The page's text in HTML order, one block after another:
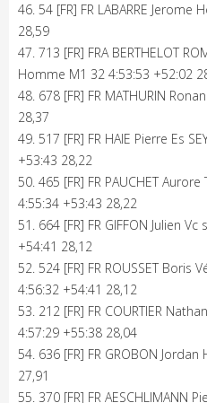
46. 54 [FR] FR LABARRE
28,59
47. 713 [FR] FRA BERTHELOT
Homme M1 32 4:53:53 +52:02
48. 678 [FR] FR MATHURIN
28,37
49. 517 [FR] FR HAIE Pierre Es
+53:43 28,22
50. 465 [FR] FR PAUCHET
4:55:34 +53:43 28,22
51. 664 [FR] FR GIFFON Julien
+54:41 28,12
52. 524 [FR] FR ROUSSET
4:56:32 +54:41 28,12
53. 212 [FR] FR COURTIER
4:57:29 +55:38 28,04
54. 636 [FR] FR GROBON
27,91
55. 370 [FR] FR AESCHLIMANN